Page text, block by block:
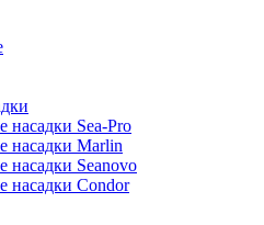
насадки Sea-Pro
насадки Marlin
насадки Seanovo
насадки Condor